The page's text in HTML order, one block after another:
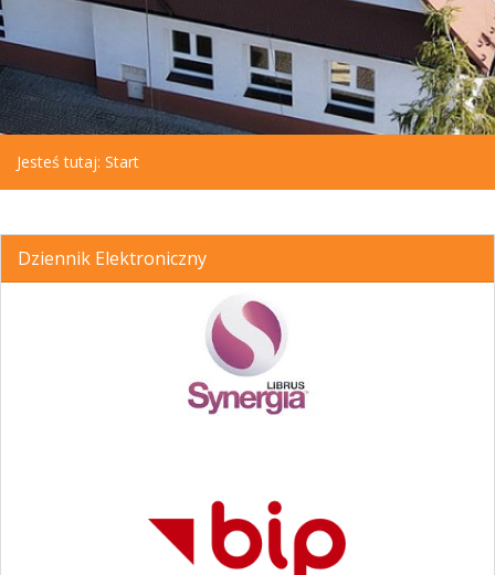
Jesteś tutaj: Start
Dziennik Elektroniczny